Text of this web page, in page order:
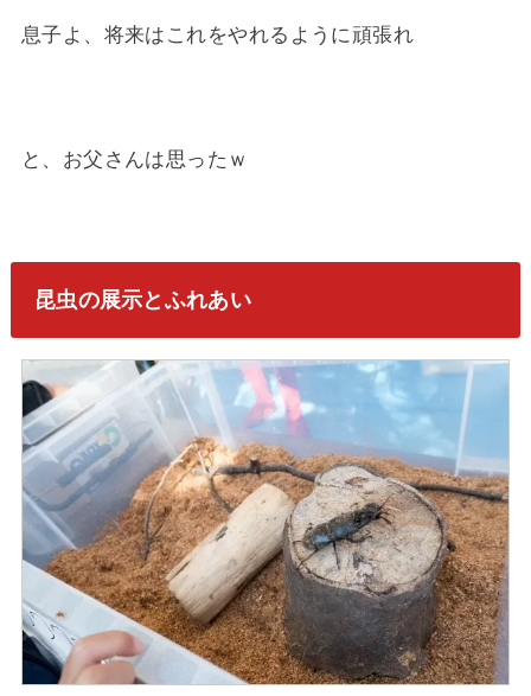
息子よ、将来はこれをやれるように頑張れ
と、お父さんは思ったｗ
昆虫の展示とふれあい